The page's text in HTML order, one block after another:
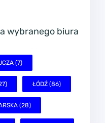
wybranego biura
(7)
ŁÓDŹ (86)
(28)